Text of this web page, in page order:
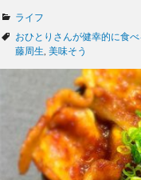
カ
テ
ゴ
ライフ
タ
グ
おひとりさんが健幸的に食
藤周生 美味そう